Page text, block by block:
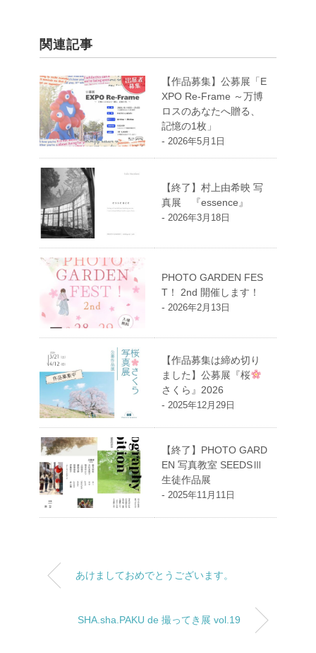
関連記事
【作品募集】公募展「E
XPO Re-Frame ～万博
ロスのあなたへ贈る、
記憶の1枚」
- 2026年5月1日
【終了】村上由希映 写
真展 『essence』
- 2026年3月18日
PHOTO GARDEN FES
T！ 2nd 開催します！
- 2026年2月13日
【作品募集は締め切り
ました】公募展『桜
さくら』2026
- 2025年12月29日
【終了】PHOTO GARD
EN 写真教室 SEEDSⅢ
生徒作品展
- 2025年11月11日
あけましておめでとうございます。
SHA.sha.PAKU de 撮ってき展 vol.19